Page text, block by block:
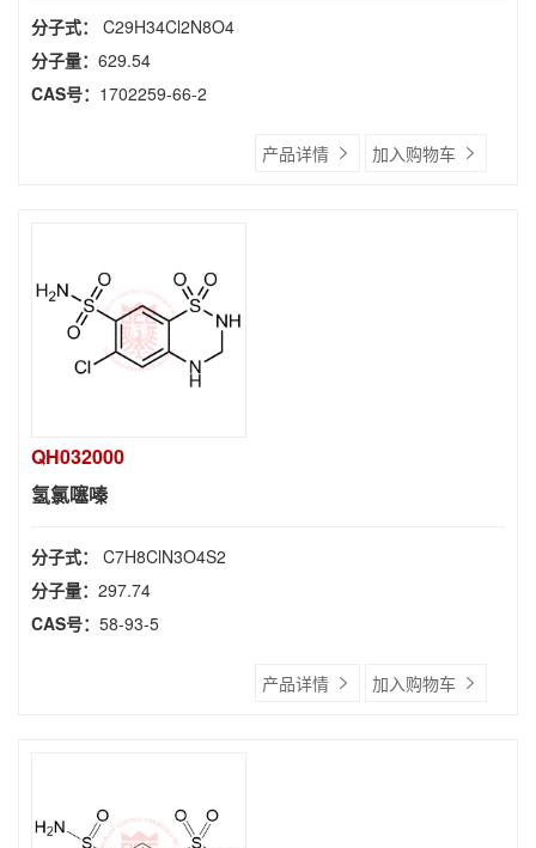
分子式： C29H34Cl2N8O4
分子量： 629.54
CAS号： 1702259-66-2
产品详情 加入购物车
QH032000
氢氯噻嗪
分子式： C7H8ClN3O4S2
分子量： 297.74
CAS号： 58-93-5
产品详情 加入购物车